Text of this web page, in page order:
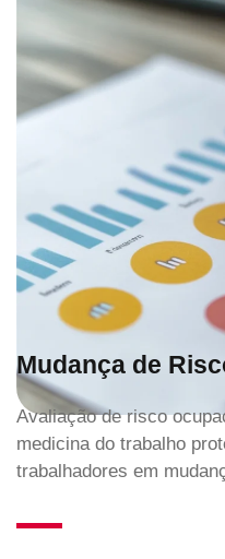
Mudança de
Avaliação de risco
medicina do trabalho
trabalhadores em